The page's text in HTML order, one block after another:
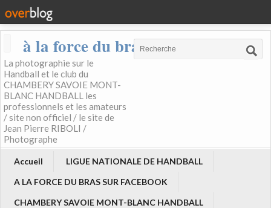
à la force du bras
La photographie sur le
Handball et le club du
CHAMBERY SAVOIE MONT-
BLANC HANDBALL les
professionnels et les amateurs
/ site non officiel / le site de
Jean Pierre RIBOLI /
Photographe
Accueil
LIGUE NATIONALE DE HANDBALL
A LA FORCE DU BRAS SUR FACEBOOK
CHAMBERY SAVOIE MONT-BLANC HANDBALL